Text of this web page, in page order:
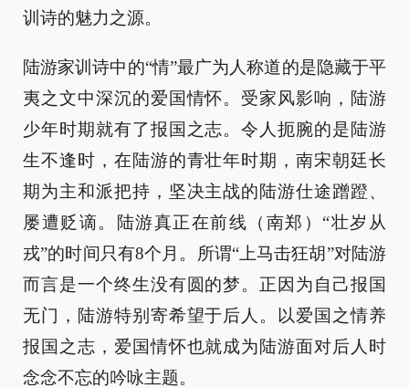
训诗的魅力之源。
陆游家训诗中的“情”最广为人称道的是隐藏于平
夷之文中深沉的爱国情怀。受家风影响，陆游
少年时期就有了报国之志。令人扼腕的是陆游
生不逢时，在陆游的青壮年时期，南宋朝廷长
期为主和派把持，坚决主战的陆游仕途蹭蹬、
屡遭贬谪。陆游真正在前线（南郑）“壮岁从
戎”的时间只有8个月。所谓“上马击狂胡”对陆游
而言是一个终生没有圆的梦。正因为自己报国
无门，陆游特别寄希望于后人。以爱国之情养
报国之志，爱国情怀也就成为陆游面对后人时
念念不忘的吟咏主题。